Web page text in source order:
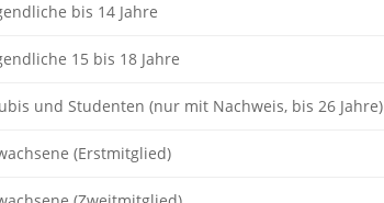
bis 14 Jahre
15 bis 18 Jahre
und Studenten (nur mit Nachweis, bis 26 Jahre)
(Erstmitglied)